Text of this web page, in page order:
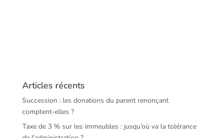
Articles récents
Succession : les donations du parent renonçant
comptent-elles ?
Taxe de 3 % sur les immeubles : jusqu’où va la tolérance